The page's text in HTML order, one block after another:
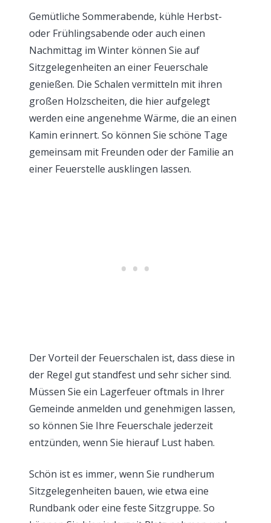
Gemütliche Sommerabende, kühle Herbst-
oder Frühlingsabende oder auch einen
Nachmittag im Winter können Sie auf
Sitzgelegenheiten an einer Feuerschale
genießen. Die Schalen vermitteln mit ihren
großen Holzscheiten, die hier aufgelegt
werden eine angenehme Wärme, die an einen
Kamin erinnert. So können Sie schöne Tage
gemeinsam mit Freunden oder der Familie an
einer Feuerstelle ausklingen lassen.
Der Vorteil der Feuerschalen ist, dass diese in
der Regel gut standfest und sehr sicher sind.
Müssen Sie ein Lagerfeuer oftmals in Ihrer
Gemeinde anmelden und genehmigen lassen,
so können Sie Ihre Feuerschale jederzeit
entzünden, wenn Sie hierauf Lust haben.
Schön ist es immer, wenn Sie rundherum
Sitzgelegenheiten bauen, wie etwa eine
Rundbank oder eine feste Sitzgruppe. So